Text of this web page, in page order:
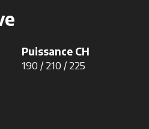
Puissance CH
190 / 210 / 225